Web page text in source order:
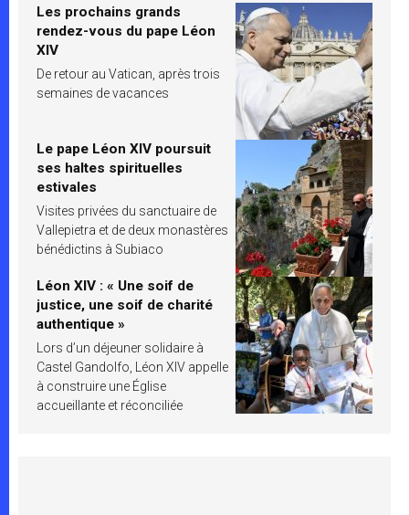
Les prochains grands
rendez-vous du pape Léon
XIV
De retour au Vatican, après trois
semaines de vacances
Le pape Léon XIV poursuit
ses haltes spirituelles
estivales
Visites privées du sanctuaire de
Vallepietra et de deux monastères
bénédictins à Subiaco
Léon XIV : « Une soif de
justice, une soif de charité
authentique »
Lors d’un déjeuner solidaire à
Castel Gandolfo, Léon XIV appelle
à construire une Église
accueillante et réconciliée